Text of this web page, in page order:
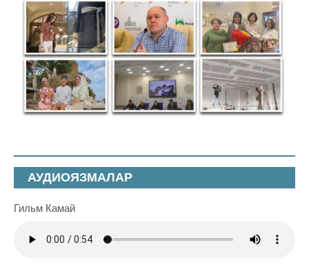
АУДИОЯЗМАЛАР
Гильм Камай